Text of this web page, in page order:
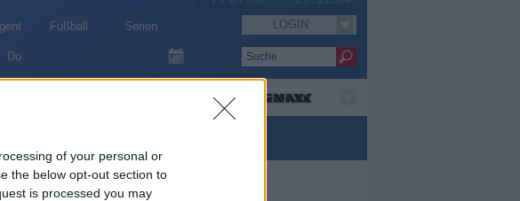
of your personal or
the below opt-out section to
is processed you may
Fußball Serien
Do
LOGIN